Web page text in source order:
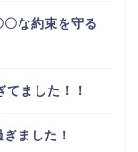
な約束を守る
ました！！
ました！